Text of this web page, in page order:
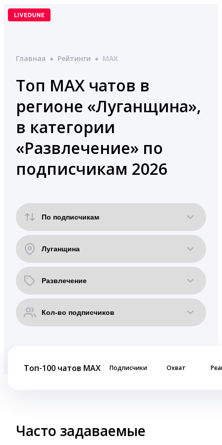
Перейти
Главная ● Рейтинги ● MAX
Топ MAX чатов в
регионе «Луганщина»,
в категории
«Развлечение» по
подписчикам 2026
Топ-100 чатов MAX Подписчики Охват
Часто задаваемые